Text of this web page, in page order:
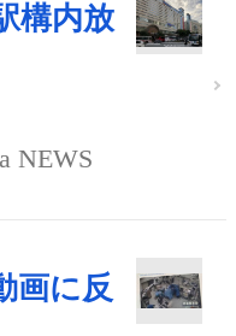
構内放
NEWS
画に反